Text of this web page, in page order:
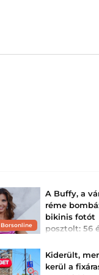
Borsonline
A Buffy, a
réme
bikinis fotót
posztolt: 56
formában
színés...
Kiderült,
kerül a